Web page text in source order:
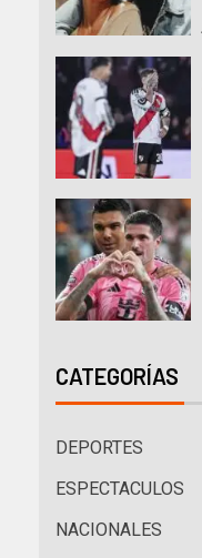
CATEGORÍAS
DEPORTES
ESPECTACULOS
NACIONALES